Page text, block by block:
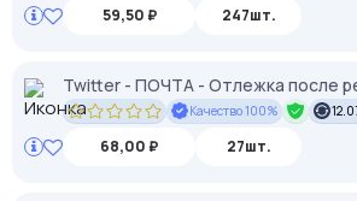
59,50 ₽ 247шт.
Twitter - ПОЧТА - Отлежка после
Качество 100%
68,00 ₽ 27шт.